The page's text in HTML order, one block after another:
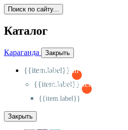
Поиск по сайту...
Каталог
Караганда Закрыть
{{item.label}}
{{activeItem==item.id?'-
{{item.label}}
{{activeSubitem==item.id?'-
{{item.label}}
Закрыть